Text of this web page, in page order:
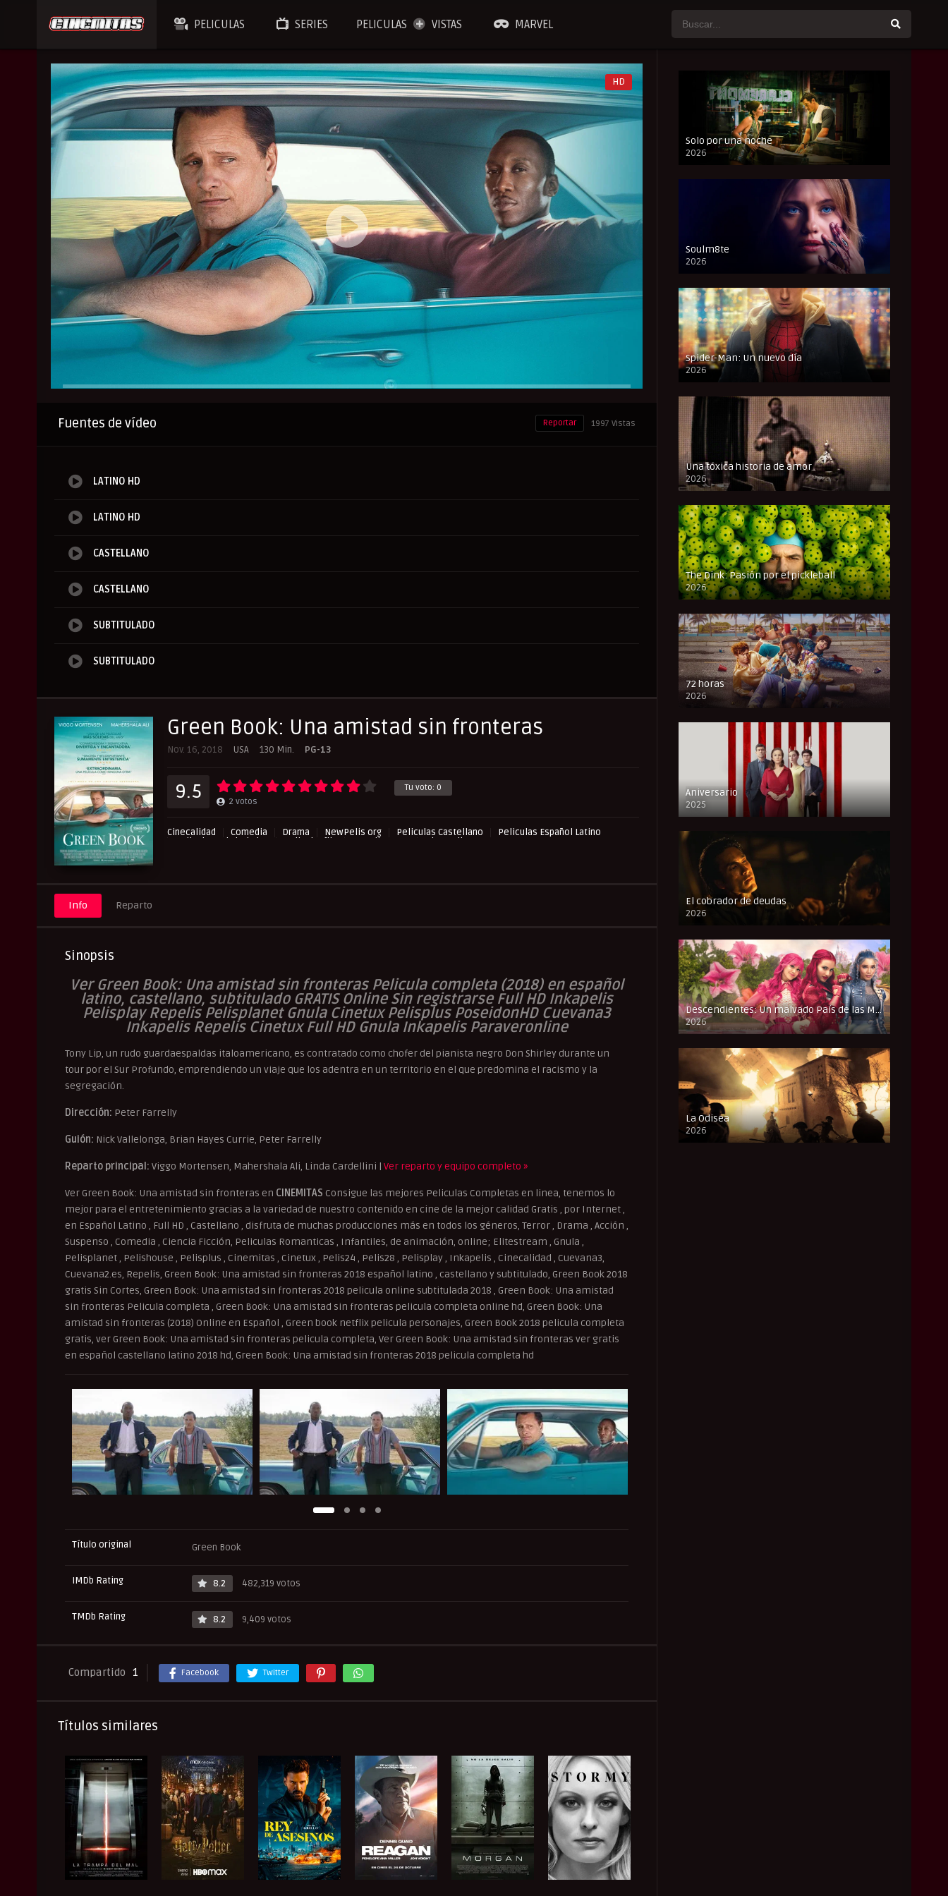
PELICULAS SERIES PELICULAS VISTAS MARVEL
HD
Fuentes de vídeo 1997 Vistas
Reportar
LATINO HD
LATINO HD
CASTELLANO
CASTELLANO
SUBTITULADO
SUBTITULADO
Green Book: Una amistad sin fronteras
Nov. 16, 2018 USA 130 Min. PG-13
Tu voto: 0
9.5 2 votos
Cinecalidad Comedia Drama NewPelis org Peliculas Castellano
Peliculas Español Latino
Peliculas Subtituladas
Peliculasflix RepelisHD.TV UltraPelisHD
Info Reparto
Sinopsis
Ver Green Book: Una amistad sin fronteras Pelicula completa (2018) en español
latino, castellano, subtitulado GRATIS Online Sin registrarse Full HD Inkapelis
Pelisplay Repelis Pelisplanet Gnula Cinetux Pelisplus PoseidonHD Cuevana3
Inkapelis Repelis Cinetux Full HD Gnula Inkapelis Paraveronline
Tony Lip, un rudo guardaespaldas italoamericano, es contratado como chofer del pianista negro Don Shirley durante un
tour por el Sur Profundo, emprendiendo un viaje que los adentra en un territorio en el que predomina el racismo y la
segregación.
Dirección: Peter Farrelly
Guión: Nick Vallelonga, Brian Hayes Currie, Peter Farrelly
Reparto principal: Viggo Mortensen, Mahershala Ali, Linda Cardellini | Ver reparto y equipo completo »
Ver Green Book: Una amistad sin fronteras en CINEMITAS Consigue las mejores Peliculas Completas en linea, tenemos lo
mejor para el entretenimiento gracias a la variedad de nuestro contenido en cine de la mejor calidad Gratis , por Internet ,
en Español Latino , Full HD , Castellano , disfruta de muchas producciones más en todos los géneros, Terror , Drama , Acción ,
Suspenso , Comedia , Ciencia Ficción, Peliculas Romanticas , Infantiles, de animación, online; Elitestream , Gnula ,
Pelisplanet , Pelishouse , Pelisplus , Cinemitas , Cinetux , Pelis24 , Pelis28 , Pelisplay , Inkapelis , Cinecalidad , Cuevana3,
Cuevana2.es, Repelis, Green Book: Una amistad sin fronteras 2018 español latino , castellano y subtitulado, Green Book 2018
gratis Sin Cortes, Green Book: Una amistad sin fronteras 2018 pelicula online subtitulada 2018 , Green Book: Una amistad
sin fronteras Pelicula completa , Green Book: Una amistad sin fronteras pelicula completa online hd, Green Book: Una
amistad sin fronteras (2018) Online en Español , Green book netflix pelicula personajes, Green Book 2018 pelicula completa
gratis, ver Green Book: Una amistad sin fronteras pelicula completa, Ver Green Book: Una amistad sin fronteras ver gratis
en español castellano latino 2018 hd, Green Book: Una amistad sin fronteras 2018 pelicula completa hd
Título original Green Book
IMDb Rating 8.2 482,319 votos
TMDb Rating 8.2 9,409 votos
Compartido 1 Facebook Twitter
Títulos similares
Solo por una noche
2026
CAM
Soulm8te
2026
FULL HD
Spider-Man: Un nuevo día
2026
CAM
Una tóxica historia de amor
2026
FULL HD
The Dink: Pasión por el pickleball
2026
FULL HD
72 horas
2026
FULL HD
Aniversario
2025
FULL HD
El cobrador de deudas
2026
FULL HD
Descendientes: Un malvado País de las Maravillas
2026
FULL HD
La Odisea
2026
CAM